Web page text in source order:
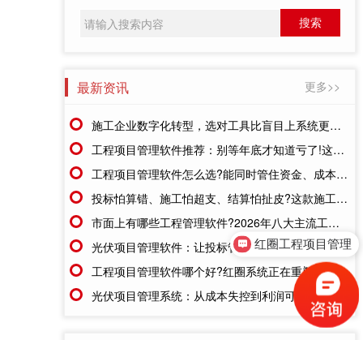
最新资讯 更多>>
施工企业数字化转型，选对工具比盲目上系统更重要
工程项目管理软件推荐：别等年底才知道亏了!这套系统让每一分钱都有迹可循
工程项目管理软件怎么选?能同时管住资金、成本、进度的才靠谱
投标怕算错、施工怕超支、结算怕扯皮?这款施工成本管理系统一招全解决
市面上有哪些工程管理软件?2026年八大主流工具深度盘点
光伏项目管理软件：让投标管理跑在竞争前面
工程项目管理软件哪个好?红圈系统正在重塑工程企业的"数字大脑"
光伏项目管理系统：从成本失控到利润可控，老板只需做对一步
红圈工程项目管理
售前咨询